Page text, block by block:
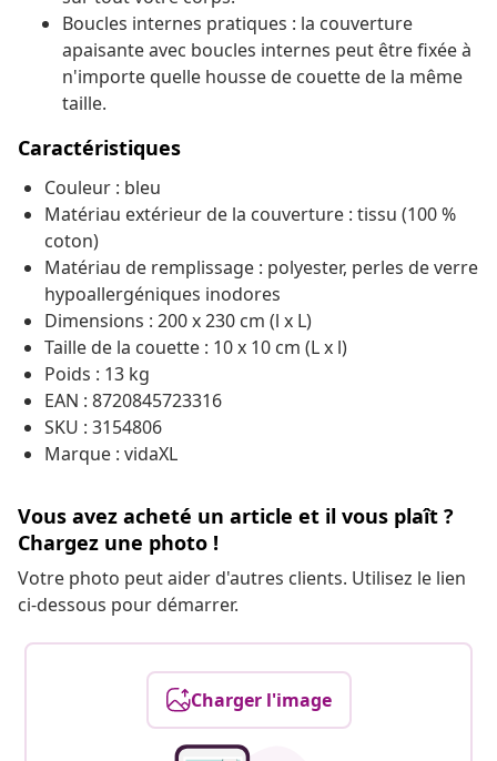
Boucles internes pratiques : la couverture
apaisante avec boucles internes peut être fixée à
n'importe quelle housse de couette de la même
taille.
Caractéristiques
Couleur : bleu
Matériau extérieur de la couverture : tissu (100 %
coton)
Matériau de remplissage : polyester, perles de verre
hypoallergéniques inodores
Dimensions : 200 x 230 cm (l x L)
Taille de la couette : 10 x 10 cm (L x l)
Poids : 13 kg
EAN : 8720845723316
SKU : 3154806
Marque : vidaXL
Vous avez acheté un article et il vous plaît ?
Chargez une photo !
Votre photo peut aider d'autres clients. Utilisez le lien
ci-dessous pour démarrer.
Charger l'image